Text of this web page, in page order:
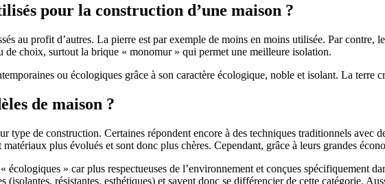
pour la construction d’une maison ?
au profit d’autres. La pierre est par exemple de moins en moins utilisée. Par contre,
de choix, surtout la brique « monomur » qui permet une meilleure isolation.
ou écologiques grâce à son caractère écologique, noble et isolant. La terre
de maison ?
type de construction. Certaines répondent encore à des techniques traditionnels avec
plus évolués et sont donc plus chères. Cependant, grâce à leurs grandes
écologiques » car plus respectueuses de l’environnement et conçues spécifiquement
(isolantes, résistantes, esthétiques) et savent donc se différencier de cette catégorie.